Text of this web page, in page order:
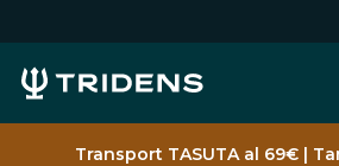
Transport TASUTA al 69€ |